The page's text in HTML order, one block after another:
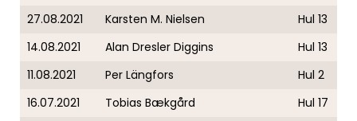
27.08.2021
Karsten M. Nielsen
Hul 13
14.08.2021
Alan Dresler Diggins
Hul 13
11.08.2021
Per Längfors
Hul 2
16.07.2021
Tobias Bækgård
Hul 17